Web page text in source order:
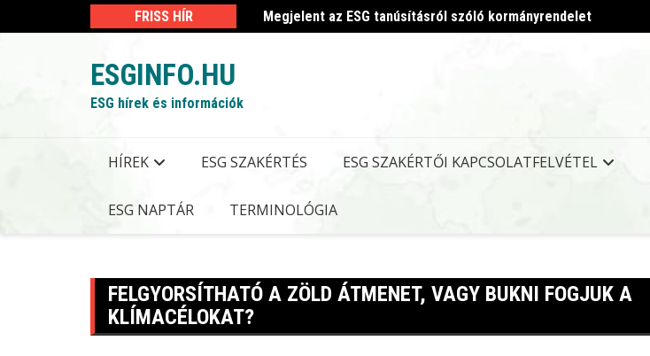
to
FRISS HÍR Megjelent az ESG tanúsításról szóló kormányrendelet
ESGINFO.HU
ESG hírek és információk
HÍREK ESG SZAKÉRTÉS ESG SZAKÉRTŐI KAPCSOLATFELVÉTEL
ESG NAPTÁR TERMINOLÓGIA
FELGYORSÍTHATÓ A ZÖLD ÁTMENET, VAGY BUKNI FOGJUK A
KLÍMACÉLOKAT?